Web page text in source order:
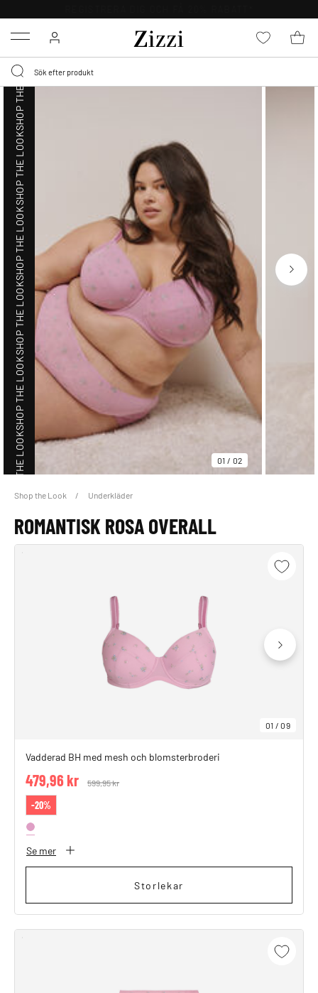
Menu
01 / 02
SHOP THE LOOK
SHOP THE LOOK
SHOP THE LOOK
SHOP THE LOOK
SHOP THE LOOK
SHOP THE LOOK
SHOP THE LOOK
SHOP THE LOOK
Shop the Look Underkläder
ROMANTISK ROSA OVERALL
01 /09
Vadderad BH med mesh och blomsterbroderi
Price reduced from
599,95 kr
479,96 kr
-20%
Se mer
Storlekar